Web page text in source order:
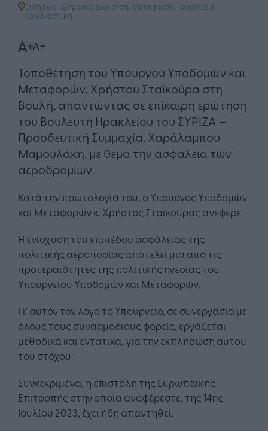
Ειδήσεις | Δημόσια Διοίκηση Μεταφορές, Logistics &
Εφοδιαστική
Τοποθέτηση του Υπουργού Υποδομών και
Μεταφορών, Χρήστου Σταϊκούρα στη
Βουλή, απαντώντας σε επίκαιρη ερώτηση
του Βουλευτή Ηρακλείου του ΣΥΡΙΖΑ –
Προοδευτική Συμμαχία, Χαράλαμπου
Μαμουλάκη, με θέμα την ασφάλεια των
αεροδρομίων.
Κατά την πρωτολογία του, ο Υπουργός Υποδομών
και Μεταφορών κ. Χρήστος Σταϊκούρας ανέφερε:
Η ενίσχυση του επιπέδου ασφάλειας της
πολιτικής αεροπορίας αποτελεί μια από τις
προτεραιότητες της πολιτικής ηγεσίας του
Υπουργείου Υποδομών και Μεταφορών.
Γι’ αυτόν τον λόγο το Υπουργείο, σε συνεργασία με
όλους τους συναρμόδιους φορείς, εργάζεται
μεθοδικά και εντατικά, για την εκπλήρωση αυτού
του στόχου.
Συγκεκριμένα, η επιστολή της Ευρωπαϊκής
Επιτροπής στην οποία αναφέρεστε, της 14ης
Ιουλίου 2023, έχει ήδη απαντηθεί.